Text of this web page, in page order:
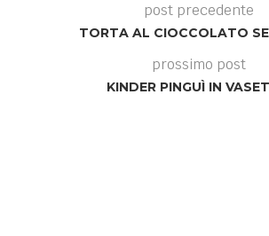
post precedente
TORTA AL CIOCCOLATO
prossimo post
KINDER PINGUÌ IN